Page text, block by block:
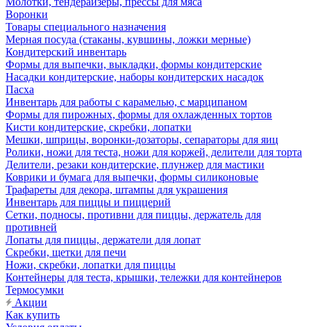
Воронки
Товары специального назначения
Мерная посуда (стаканы, кувшины, ложки мерные)
Кондитерский инвентарь
Формы для выпечки, выкладки, формы кондитерские
Насадки кондитерские, наборы кондитерских насадок
Пасха
Инвентарь для работы с карамелью, с марципаном
Формы для пирожных, формы для охлажденных тортов
Кисти кондитерские, скребки, лопатки
Мешки, шприцы, воронки-дозаторы, сепараторы для яиц
Ролики, ножи для теста, ножи для коржей, делители для торта
Делители, резаки кондитерские, плунжер для мастики
Коврики и бумага для выпечки, формы силиконовые
Трафареты для декора, штампы для украшения
Инвентарь для пиццы и пиццерий
Сетки, подносы, противни для пиццы, держатель для
противней
Лопаты для пиццы, держатели для лопат
Скребки, щетки для печи
Ножи, скребки, лопатки для пиццы
Контейнеры для теста, крышки, тележки для контейнеров
Термосумки
Акции
Как купить